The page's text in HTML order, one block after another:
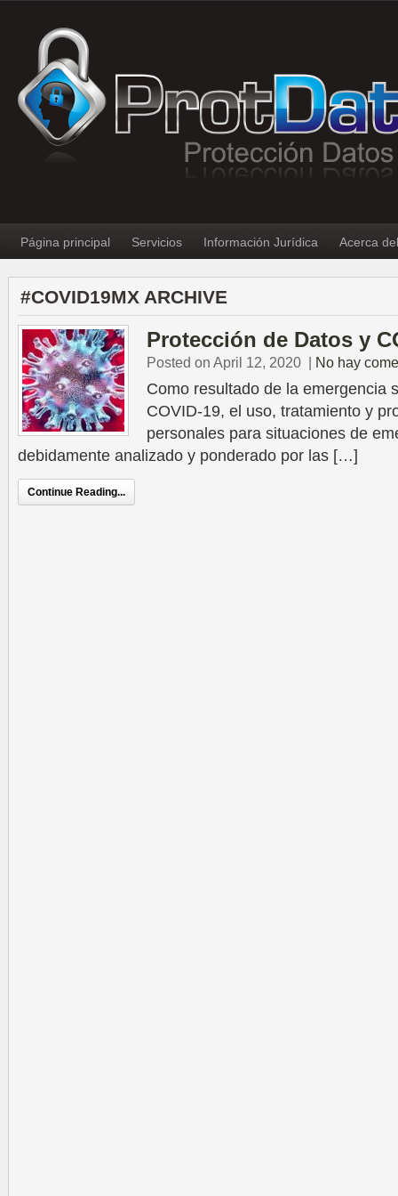
Página principal Servicios Información Jurídica Acerca
#COVID19MX ARCHIVE
Protección de Datos y
Posted on April 12, 2020 | No hay
Como resultado de la emergencia
COVID-19, el uso, tratamiento y
personales para situaciones de
debidamente analizado y ponderado por las […]
Continue Reading...